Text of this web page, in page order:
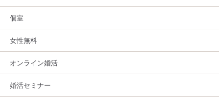
個室
女性無料
オンライン婚活
婚活セミナー